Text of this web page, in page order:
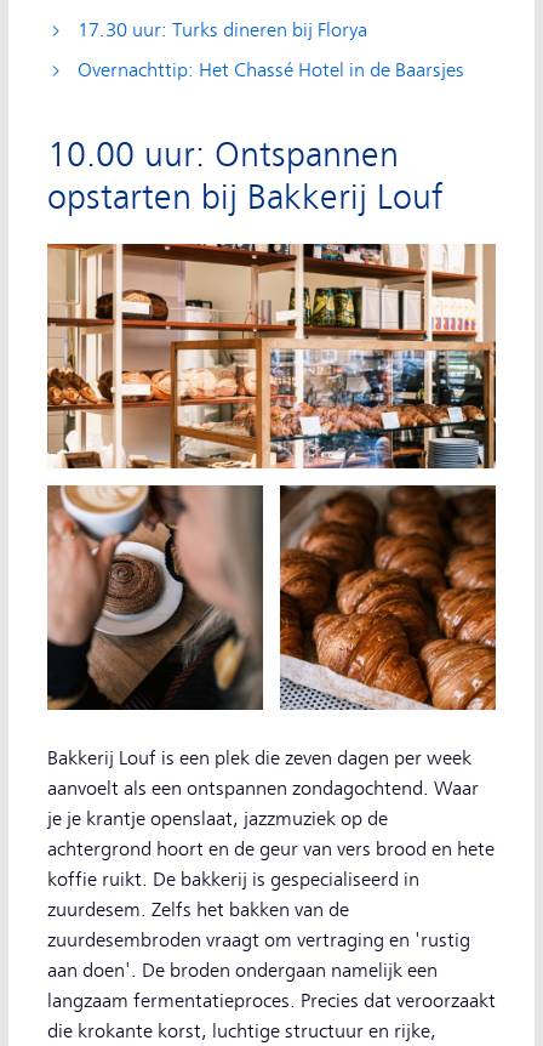
17.30 uur: Turks dineren bij Florya
Overnachttip: Het Chassé Hotel in de Baarsjes
10.00 uur: Ontspannen
opstarten bij Bakkerij Louf
Bakkerij Louf is een plek die zeven dagen per week
aanvoelt als een ontspannen zondagochtend. Waar
je je krantje openslaat, jazzmuziek op de
achtergrond hoort en de geur van vers brood en hete
koffie ruikt. De bakkerij is gespecialiseerd in
zuurdesem. Zelfs het bakken van de
zuurdesembroden vraagt om vertraging en 'rustig
aan doen'. De broden ondergaan namelijk een
langzaam fermentatieproces. Precies dat veroorzaakt
die krokante korst, luchtige structuur en rijke,